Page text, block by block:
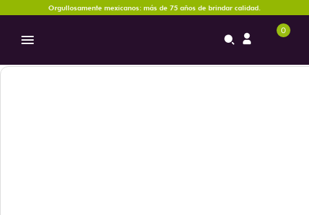
Orgullosamente mexicanos: más de 75 años de brindar calidad.
0